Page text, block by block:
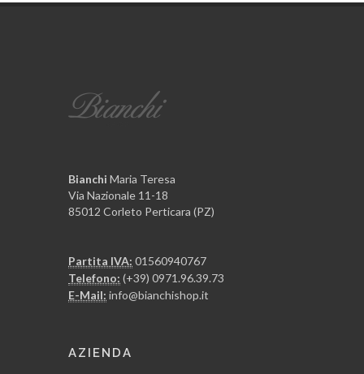
Bianchi Maria Teresa
Via Nazionale 11-18
85012 Corleto Perticara (PZ)
Partita IVA: 01560940767
Telefono: (+39) 0971.96.39.73
E-Mail: info@bianchishop.it
AZIENDA